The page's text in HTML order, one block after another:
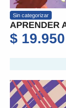
Sin categorizar
APRENDER
$ 19.950